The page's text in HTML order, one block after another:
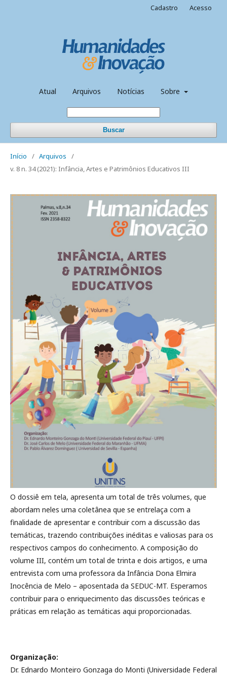
Atual Arquivos Notícias Sobre
Buscar
Cadastro Acesso
Início / Arquivos
/
v. 8 n. 34 (2021): Infância, Artes e Patrimônios Educativos III
O dossiê em tela, apresenta um total de três volumes, que
abordam neles uma coletânea que se entrelaça com a
finalidade de apresentar e contribuir com a discussão das
temáticas, trazendo contribuições inéditas e valiosas para os
respectivos campos do conhecimento. A composição do
volume III, contém um total de trinta e dois artigos, e uma
entrevista com uma professora da Infância Dona Elmira
Inocência de Melo – aposentada da SEDUC-MT. Esperamos
contribuir para o enriquecimento das discussões teóricas e
práticas em relação as temáticas aqui proporcionadas.
Organização:
Dr. Ednardo Monteiro Gonzaga do Monti (Universidade Federal